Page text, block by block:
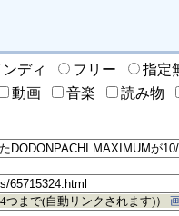
ディ フリー 指定
動画 音楽 読み物
まで(自動リンクされます)）